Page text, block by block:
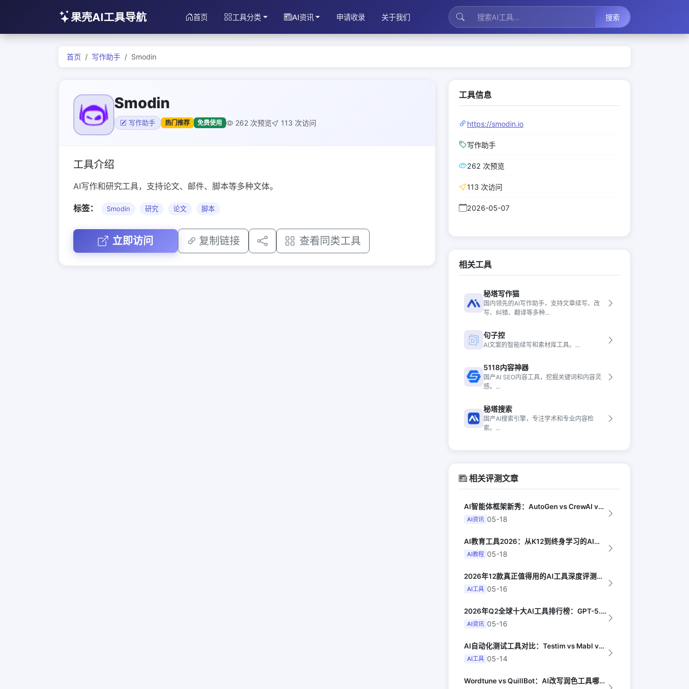
果壳AI工具导航 首页 工具分类 AI资讯 申请收录 关于我们 搜索
首页 写作助手 Smodin
Smodin
写作助手 热门推荐 免费使用 262 次预览 113 次访问
工具介绍
AI写作和研究工具，支持论文、邮件、脚本等多种文体。
标签： Smodin 研究 论文 脚本
立即访问 复制链接 查看同类工具
工具信息
https://smodin.io
写作助手
262 次预览
113 次访问
2026-05-07
相关工具
秘塔写作猫
国内领先的AI写作助手，支持文章续写、改
写、纠错、翻译等多种...
句子控
AI文案的智能续写和素材库工具。...
5118内容神器
国产AI SEO内容工具，挖掘关键词和内容灵
感。...
秘塔搜索
国产AI搜索引擎，专注学术和专业内容检
索。...
相关评测文章
AI智能体框架新秀：AutoGen vs CrewAI vs OpenHands...
AI资讯 05-18
AI教育工具2026：从K12到终身学习的AI产品地图（EdSurge）
AI教程 05-18
2026年12款真正值得用的AI工具深度评测（Synthesia评选）
AI工具 05-16
2026年Q2全球十大AI工具排行榜：GPT-5.4领跑，Claude Opus...
AI资讯 05-16
AI自动化测试工具对比：Testim vs Mabl vs Playwright...
AI工具 05-14
Wordtune vs QuillBot：AI改写润色工具哪家强（PCMag）